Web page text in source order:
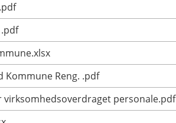
Kommune Reng. .pdf
virksomhedsoverdraget personale.pdf